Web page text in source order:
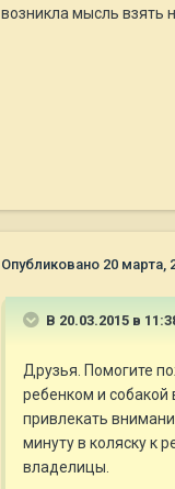
возникла мысль взять
Опубликовано 20 марта,
В 20.03.2015 в
Друзья. Помогите
ребенком и собакой
привлекать
минуту в коляску к
владелицы.